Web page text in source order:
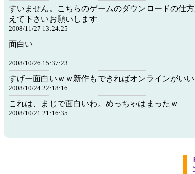
すいません。こちらのゲームのダウンロードの仕
えて下さいお願いします
2008/11/27 13:24:25
面白い
2008/10/26 15:37:23
すげー面白いｗｗ新作もできればオンラインがいい
2008/10/24 22:18:16
これは、まじで面白いわ。めっちゃはまったｗ
2008/10/21 21:16:35